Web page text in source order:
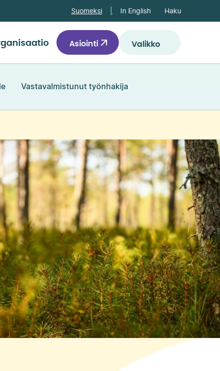
Suomeksi In English Haku
Asiointi Valikko
Vastavalmistunut työnhakija